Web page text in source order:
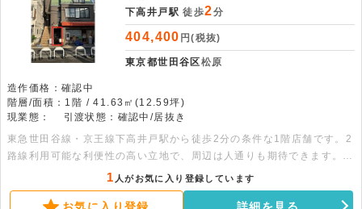
下高井戸駅 徒歩2分
404,400 円(税抜)
東京都世田谷区松原
造作価格：確認中
階層/面積：1階 / 41.63㎡(12.59坪)
現業態：
引渡状態：確認中/居抜き
東急世田谷線・京王線下高井戸駅から徒歩2分の条件な1階店舗です。2
路線利用可能な利便性の高い立地で、周辺は人通りも期待できます。
41.63平米の広さがあります。詳細につきましてはお問い合わせくださ
い。
1 人がお気に入り登録しています
お気に入り登録 詳細を見る